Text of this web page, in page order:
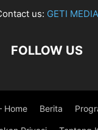
us: GETI MEDIA
FOLLOW US
Home Berita